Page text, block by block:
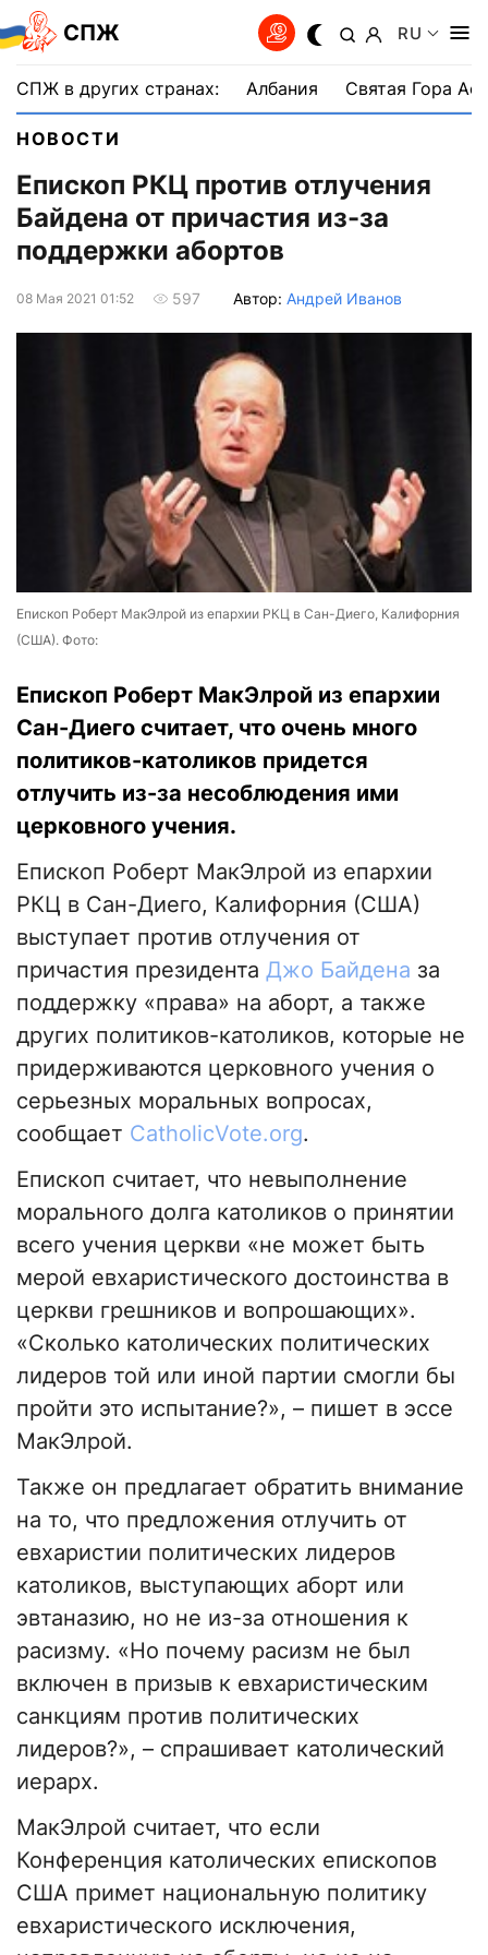
СПЖ RU
СПЖ в других странах: Албания Святая Гора
НОВОСТИ
Епископ РКЦ против отлучения
Байдена от причастия из-за
поддержки абортов
08 Мая 2021 01:52 597 Автор: Андрей Иванов
Епископ Роберт МакЭлрой из епархии РКЦ в Сан-Диего, Калифорния
(США). Фото:
Епископ Роберт МакЭлрой из епархии
Сан-Диего считает, что очень много
политиков-католиков придется
отлучить из-за несоблюдения ими
церковного учения.
Епископ Роберт МакЭлрой из епархии
РКЦ в Сан-Диего, Калифорния (США)
выступает против отлучения от
причастия президента Джо Байдена за
поддержку «права» на аборт, а также
других политиков-католиков, которые не
придерживаются церковного учения о
серьезных моральных вопросах,
сообщает CatholicVote.org.
Епископ считает, что невыполнение
морального долга католиков о принятии
всего учения церкви «не может быть
мерой евхаристического достоинства в
церкви грешников и вопрошающих».
«Сколько католических политических
лидеров той или иной партии смогли бы
пройти это испытание?», – пишет в эссе
МакЭлрой.
Также он предлагает обратить внимание
на то, что предложения отлучить от
евхаристии политических лидеров
католиков, выступающих аборт или
эвтаназию, но не из-за отношения к
расизму. «Но почему расизм не был
включен в призыв к евхаристическим
санкциям против политических
лидеров?», – спрашивает католический
иерарх.
МакЭлрой считает, что если
Конференция католических епископов
США примет национальную политику
евхаристического исключения,